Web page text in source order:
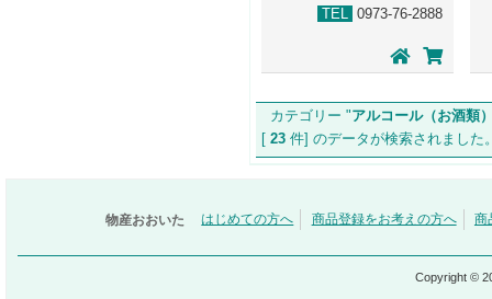
TEL 0973-76-2888
カテゴリー "アルコール（お酒類
[ 23 件] のデータが検索されま
物産おおいた はじめての方へ 商品登録をお考えの方へ 商
Copyright ©